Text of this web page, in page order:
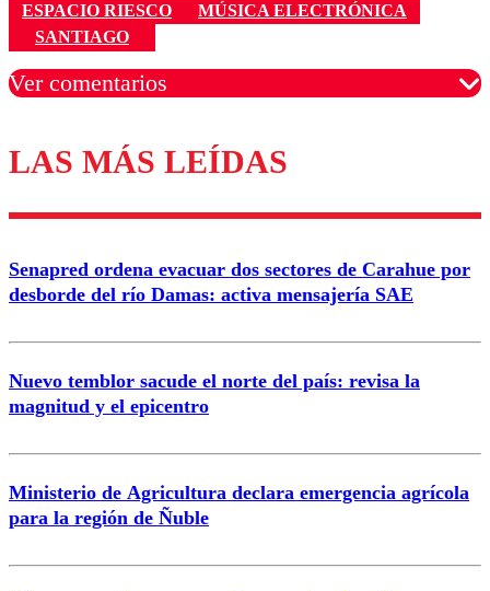
ESPACIO RIESCO
MÚSICA ELECTRÓNICA
SANTIAGO
Ver comentarios
Los comentarios son moderados para garantizar un
diálogo respetuoso.
Nombre
Correo
LAS MÁS LEÍDAS
Senapred ordena evacuar dos sectores de Carahue por
desborde del río Damas: activa mensajería SAE
Nuevo temblor sacude el norte del país: revisa la
magnitud y el epicentro
Ministerio de Agricultura declara emergencia agrícola
para la región de Ñuble